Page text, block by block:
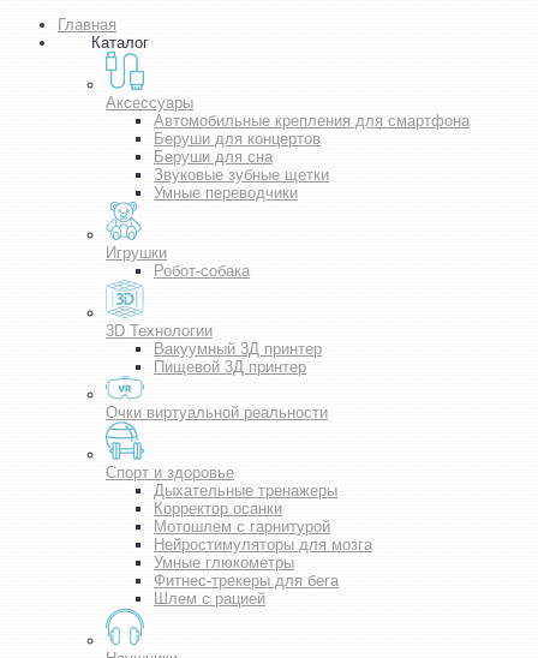
Главная
Каталог
Аксессуары
Автомобильные крепления для смартфона
Беруши для концертов
Беруши для сна
Звуковые зубные щетки
Умные переводчики
Игрушки
Робот-собака
3D Технологии
Вакуумный 3Д принтер
Пищевой 3Д принтер
Очки виртуальной реальности
Спорт и здоровье
Дыхательные тренажеры
Корректор осанки
Мотошлем с гарнитурой
Нейростимуляторы для мозга
Умные глюкометры
Фитнес-трекеры для бега
Шлем с рацией